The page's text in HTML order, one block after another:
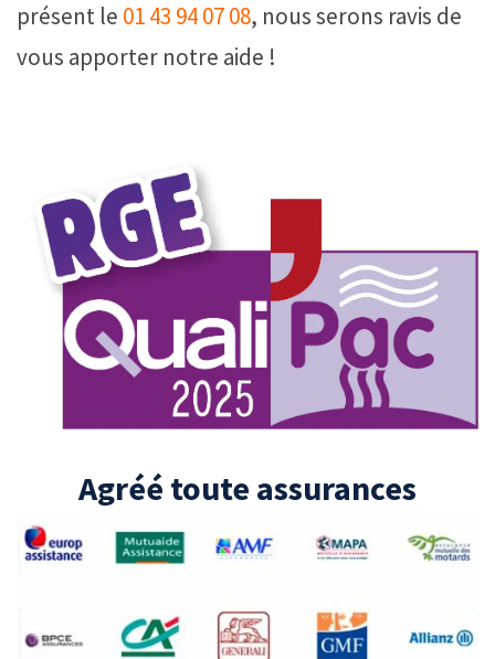
présent le 01 43 94 07 08, nous serons ravis de
vous apporter notre aide !
Agréé toute assurances